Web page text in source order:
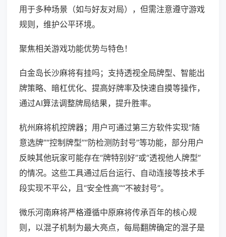
用于多种场景（如与好友对局），但需注意遵守游戏
规则，维护公平环境。
聚焦相关游戏功能优势与特色！
白金岛长沙麻将有挂吗；支持透视全局牌型、智能出
牌策略、暗杠优化、提高好牌率及快速自摸等操作，
通过AI算法调整牌局结果，提升胜率。
杭州麻将机控牌器；用户可通过第三方软件实现“随
意选牌”“控制牌型”“防检测防封号”等功能，部分用户
反映其他玩家可能存在“牌特别好”或“透视他人牌型”
的情况。这些工具通过后台运行、自动连接等技术手
段实现不平公，且“安全性高”“不被封号”。
微乐河南麻将严格遵循中原麻将传承百年的核心规
则，以混子机制为最大亮点，每局翻牌确定的混子是